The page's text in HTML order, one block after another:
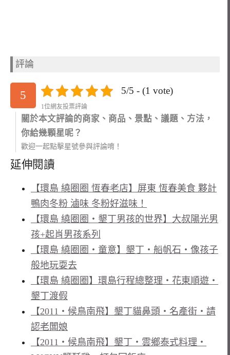
評論
5 5/5 - (1 vote)
1位網友投票評論
關於本文評論的商家、商品、景點、議題、方法，
你給幾顆星呢？
歡迎一起點擊星號參與評論唷！
延伸閱讀
【環島 繞圈圈 恆春老店】屏東 恆春美食 夥計
鴨肉冬粉 滷味 冬粉好滋味！
【環島 繞圈圈‧墾丁男孩的世界】大叔陽光男
孩+起肖男孩系列
【環島 繞圈圈‧童意】墾丁‧船帆石‧像孩子
般地玩耍去
【環島 繞圈圈】環島行程總整理‧花東順遊‧
墾丁渡假
【2011‧候鳥南飛】墾丁貓鼻頭‧名產街‧請
認老闆娘
【2011‧候鳥南飛】墾丁‧雲鄉泰式料理‧